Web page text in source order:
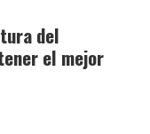
del
el mejor